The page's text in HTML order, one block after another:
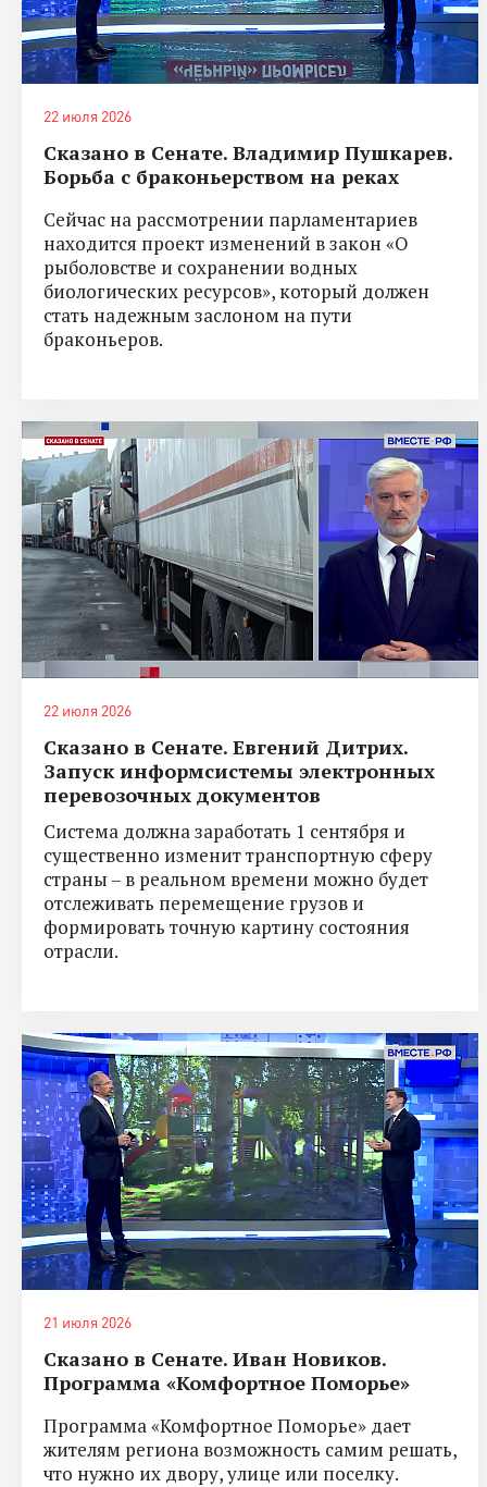
22 июля 2026
Сказано в Сенате. Владимир Пушкарев.
Борьба с браконьерством на реках
Сейчас на рассмотрении парламентариев
находится проект изменений в закон «О
рыболовстве и сохранении водных
биологических ресурсов», который должен
стать надежным заслоном на пути
браконьеров.
22 июля 2026
Сказано в Сенате. Евгений Дитрих.
Запуск информсистемы электронных
перевозочных документов
Система должна заработать 1 сентября и
существенно изменит транспортную сферу
страны – в реальном времени можно будет
отслеживать перемещение грузов и
формировать точную картину состояния
отрасли.
21 июля 2026
Сказано в Сенате. Иван Новиков.
Программа «Комфортное Поморье»
Программа «Комфортное Поморье» дает
жителям региона возможность самим решать,
что нужно их двору, улице или поселку.